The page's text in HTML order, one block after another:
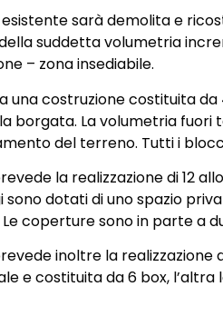
sarà demolita e
suddetta volumetria
– zona insediabile.
una costruzione costituita
borgata. La volumetria fuori
del terreno. Tutti i
la realizzazione di 12
sono dotati di uno spazio
coperture sono in parte a
inoltre la
e costituita da 6 box,